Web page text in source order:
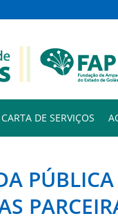
CARTA DE SERVIÇOS
PÚBLICA